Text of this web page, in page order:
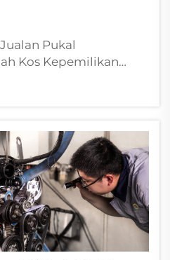
Pukal
Kos Kepemilikan
kos masuk
komponen enjin
pembelian pukal
kos masuk